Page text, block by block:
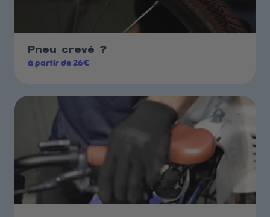
Pneu crevé ?
à partir de 26€